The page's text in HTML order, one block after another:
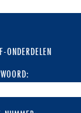
ONDERDELEN